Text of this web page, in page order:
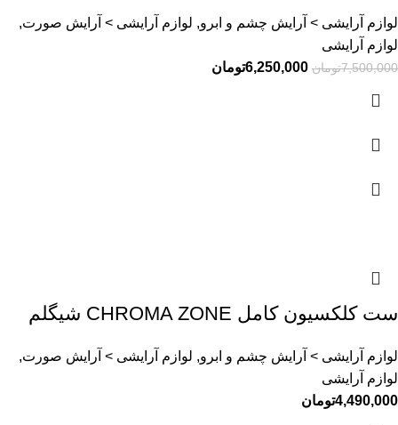
لوازم آرایشی > آرایش چشم و ابرو, لوازم آرایشی > آرایش صورت,
لوازم آرایشی
7,500,000تومان 6,250,000تومان
ست کلکسیون کامل CHROMA ZONE شیگلم
لوازم آرایشی > آرایش چشم و ابرو, لوازم آرایشی > آرایش صورت,
لوازم آرایشی
4,490,000تومان